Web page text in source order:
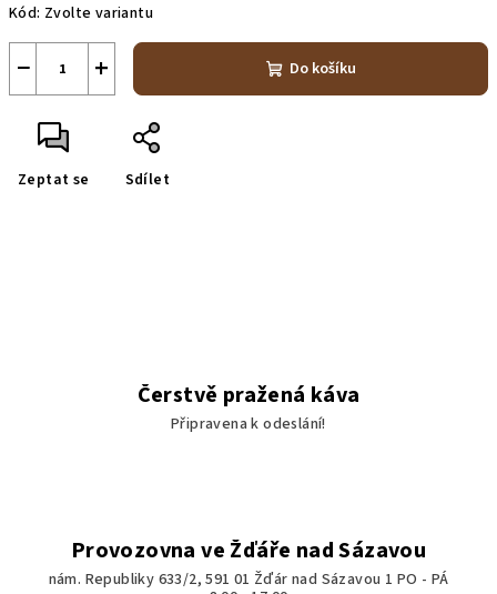
Kód: Zvolte variantu
+
− Do košíku
Zeptat se Sdílet
Čerstvě pražená káva
Připravena k odeslání!
Provozovna ve Žďáře nad Sázavou
nám. Republiky 633/2, 591 01 Žďár nad Sázavou 1 PO - PÁ